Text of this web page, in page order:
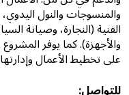
والمنسوجات والنول
الفنية (النجارة، وصيانة
والأجهزة). كما يوفر
على تخطيط الأعمال